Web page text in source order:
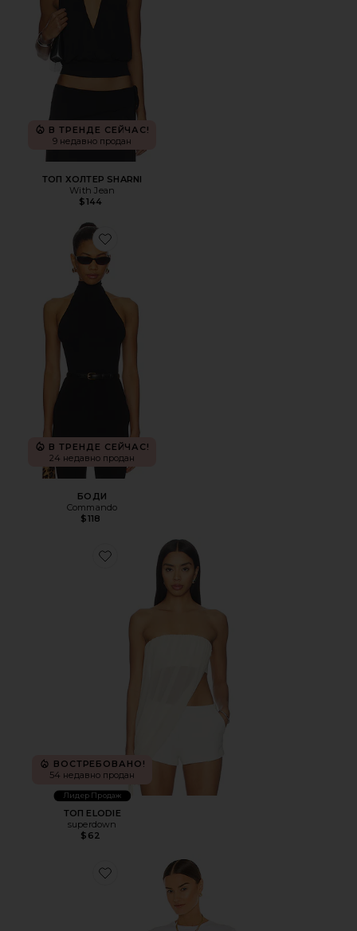
В ТРЕНДЕ СЕЙЧАС!
9 недавно продан
ТОП ХОЛТЕР SHARNI
With Jean
$144
Favorite БОДИ
В ТРЕНДЕ СЕЙЧАС!
24 недавно продан
БОДИ
Commando
$118
Favorite ТОП ELODIE
ВОСТРЕБОВАНО!
54 недавно продан
Лидер Продаж
ТОП ELODIE
superdown
$62
Favorite ФУТБОЛКА 1950'S